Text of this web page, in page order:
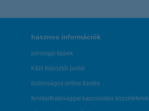
hasznos információk
pénzügyi tippek
K&H fejlesztői portál
biztonságos online fizetés
fenntarthatósággal kapcsolatos közzétételek